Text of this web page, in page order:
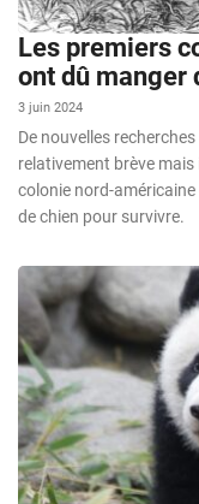
Les premiers
ont dû manger
3 juin 2024
De nouvelles
relativement brève mais
colonie nord-
de chien pour survivre.